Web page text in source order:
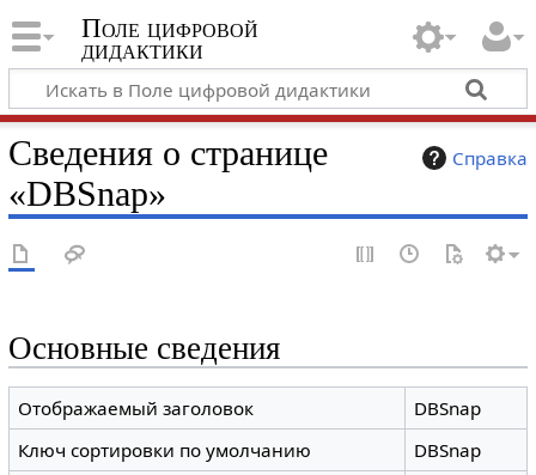
Поле цифровой
дидактики
Справка
Сведения о странице
«DBSnap»
Основные сведения
Отображаемый заголовок
DBSnap
Ключ сортировки по умолчанию
DBSnap